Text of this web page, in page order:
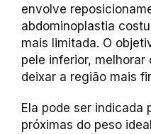
envolve
abdominoplastia
mais limitada. O
pele inferior,
deixar a região mais
Ela pode ser indicada
próximas do peso